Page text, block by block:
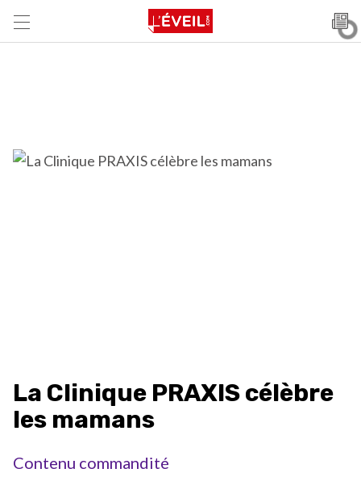
La Clinique PRAXIS célèbre
les mamans
Contenu commandité